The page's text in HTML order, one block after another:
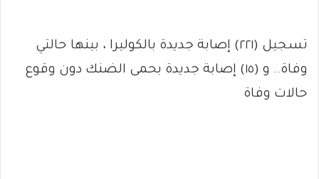
تسجيل (٢٢١) إصابة جديدة بالكوليرا ، بينها حالتي
وفاة.. و (١٥) إصابة جديدة بحمى الضنك دون وقوع
حالات وفاة